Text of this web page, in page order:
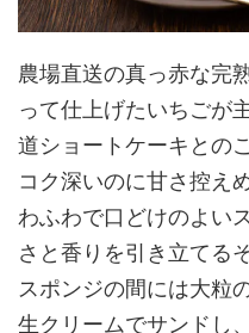
農場直送の真っ赤な完
って仕上げたいちごが
道ショートケーキとのこ
コク深いのに甘さ控え
わふわで口どけのよい
さと香りを引き立てるそ
スポンジの間には大粒
生クリームでサンドし